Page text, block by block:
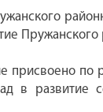
Пружанского
присвоено
развитие